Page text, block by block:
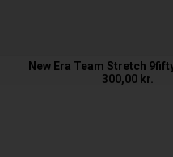
New Era Team Stretch
300,00 kr.